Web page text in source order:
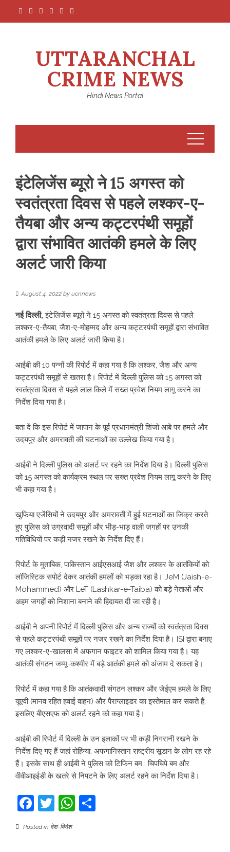
UTTARANCHAL
CRIME NEWS
Hindi News Portal
इंटेलिजेंस ब्यूरो ने 15 अगस्त को
स्वतंत्रता दिवस से पहले लश्कर-ए-
तैयबा और अन्य कट्टरपंथी समूहों
द्वारा संभावित आतंकी हमले के लिए
अलर्ट जारी किया
August 4, 2022 by ucnnews
नई दिल्ली,इंटेलिजेंस ब्यूरो ने 15 अगस्त को स्वतंत्रता दिवस से पहले
लश्कर-ए-तैयबा, जैश-ए-मोहम्मद और अन्य कट्टरपंथी समूहों द्वारा संभावित
आतंकी हमले के लिए अलर्ट जारी किया है।
आईबी की 10 पन्नों की रिपोर्ट में कहा गया है कि लश्कर, जैश और अन्य
कट्टरपंथी समूहों से खतरा है। रिपोर्ट में दिल्ली पुलिस को 15 अगस्त को
स्वतंत्रता दिवस से पहले लाल किले में सख्त प्रवेश नियम लागू करने का
निर्देश दिया गया है।
बता दें कि इस रिपोर्ट में जापान के पूर्व प्रधानमंत्री शिंजो आबे पर हमले और
उदयपुर और अमरावती की घटनाओं का उल्लेख किया गया है।
आईबी ने दिल्ली पुलिस को अलर्ट पर रहने का निर्देश दिया है। दिल्ली पुलिस
को 15 अगस्त को कार्यक्रम स्थल पर सख्त प्रवेश नियम लागू करने के लिए
भी कहा गया है।
खुफिया एजेंसियों ने उदयपुर और अमरावती में हुई घटनाओं का जिक्र करते
हुए पुलिस को उग्रवादी समूहों और भीड़-भाड़ वाली जगहों पर उनकी
गतिविधियों पर कड़ी नजर रखने के निर्देश दिए हैं।
रिपोर्ट के मुताबिक, पाकिस्तान आईएसआई जैश और लश्कर के आतंकियों को
लॉजिस्टिक सपोर्ट देकर आतंकी हमलों को भड़का रहा है। JeM (Jaish-e-
Mohammed) और LeT (Lashkar-e-Taiba) को बड़े नेताओं और
अहम जगहों को निशाना बनाने की हिदायत दी जा रही है।
आईबी ने अपनी रिपोर्ट में दिल्ली पुलिस और अन्य राज्यों को स्वतंत्रता दिवस
से पहले कट्टरपंथी समूहों पर नजर रखने का निर्देश दिया है। ISI द्वारा बनाए
गए लश्कर-ए-खालसा में अफगान फाइटर को शामिल किया गया है। यह
आतंकी संगठन जम्मू-कश्मीर में बड़े आतंकी हमले को अंजाम दे सकता है।
रिपोर्ट में कहा गया है कि आतंकवादी संगठन लश्कर और जेईएम हमले के लिए
यूएवी (मानव रहित हवाई वाहन) और पैराग्लाइडर का इस्तेमाल कर सकते हैं,
इसलिए बीएसएफ को अलर्ट रहने को कहा गया है।
आईबी की रिपोर्ट में दिल्ली के उन इलाकों पर भी कड़ी निगरानी रखने के
निर्देश दिए गए हैं जहां रोहिंग्या, अफगानिस्तान राष्ट्रीय सूडान के लोग रह रहे
हैं। इसके साथ ही आईबी ने पुलिस को टिफिन बम , चिपचिपे बम और
वीवीआइईडी के खतरे से निपटने के लिए अलर्ट रहने का निर्देश दिया है।
Facebook
TwitterWhatsApp
Posted in देश-विदेश